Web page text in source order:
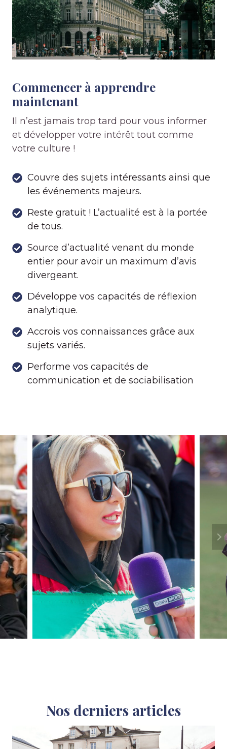
Commencer à apprendre
maintenant
Il n’est jamais trop tard pour vous informer
et développer votre intérêt tout comme
votre culture !
Couvre des sujets intéressants ainsi que
les événements majeurs.
Reste gratuit ! L’actualité est à la portée
de tous.
Source d’actualité venant du monde
entier pour avoir un maximum d’avis
divergeant.
Développe vos capacités de réflexion
analytique.
Accrois vos connaissances grâce aux
sujets variés.
Performe vos capacités de
communication et de sociabilisation
Nos derniers articles